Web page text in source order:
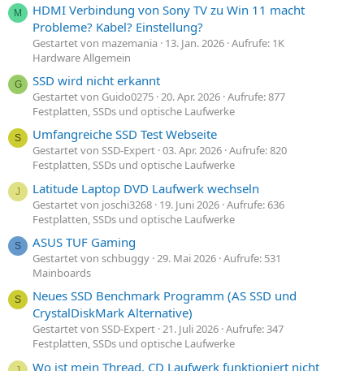
M
HDMI Verbindung von Sony TV zu Win 11 macht
Probleme? Kabel? Einstellung?
Gestartet von mazemania 13. Jan. 2026 Aufrufe: 1K
Hardware Allgemein
G SSD wird nicht erkannt
Gestartet von Guido0275 20. Apr. 2026 Aufrufe: 877
Festplatten, SSDs und optische Laufwerke
S Umfangreiche SSD Test Webseite
Gestartet von SSD-Expert 03. Apr. 2026 Aufrufe: 820
Festplatten, SSDs und optische Laufwerke
J Latitude Laptop DVD Laufwerk wechseln
Gestartet von joschi3268 19. Juni 2026 Aufrufe: 636
Festplatten, SSDs und optische Laufwerke
S ASUS TUF Gaming
Gestartet von schbuggy 29. Mai 2026 Aufrufe: 531
Mainboards
S
Neues SSD Benchmark Programm (AS SSD und
CrystalDiskMark Alternative)
Gestartet von SSD-Expert 21. Juli 2026 Aufrufe: 347
Festplatten, SSDs und optische Laufwerke
Wo ist mein Thread, CD Laufwerk funktioniert nicht